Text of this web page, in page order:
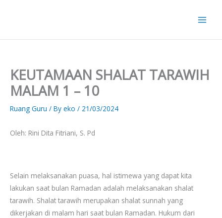
KEUTAMAAN SHALAT TARAWIH
MALAM 1 – 10
Ruang Guru / By eko / 21/03/2024
Oleh: Rini Dita Fitriani, S. Pd
Selain melaksanakan puasa, hal istimewa yang dapat kita
lakukan saat bulan Ramadan adalah melaksanakan shalat
tarawih. Shalat tarawih merupakan shalat sunnah yang
dikerjakan di malam hari saat bulan Ramadan. Hukum dari